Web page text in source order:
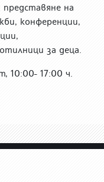
на
конференции,
за деца.
10:00- 17:00 ч.